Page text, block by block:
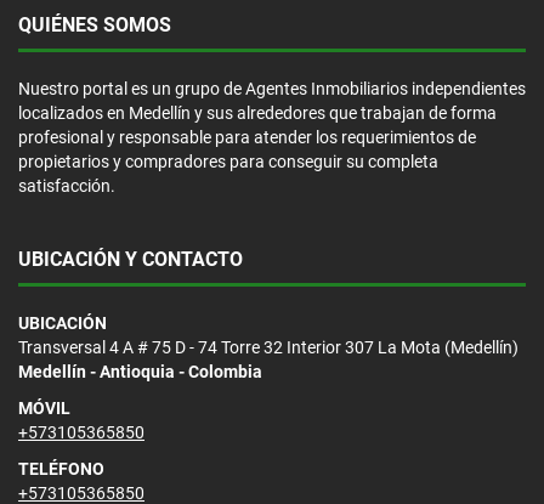
QUIÉNES SOMOS
Nuestro portal es un grupo de Agentes Inmobiliarios independientes
localizados en Medellín y sus alrededores que trabajan de forma
profesional y responsable para atender los requerimientos de
propietarios y compradores para conseguir su completa
satisfacción.
UBICACIÓN Y CONTACTO
UBICACIÓN
Transversal 4 A # 75 D - 74 Torre 32 Interior 307 La Mota (Medellín)
Medellín - Antioquia - Colombia
MÓVIL
+573105365850
TELÉFONO
+573105365850